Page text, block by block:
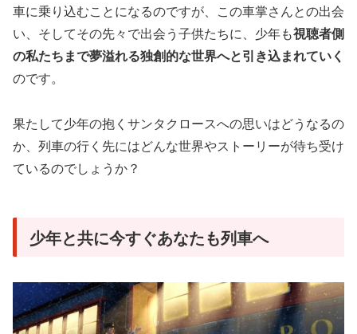
車に乗り込むことになるのですが、この車掌さんとの出会
い、そしてその先々で出会う子供たちに、少年も視聴者側
の私たちまで夢溢れる独創的な世界へと引き込まれていく
のです。
果たして少年の抱くサンタクロースへの思いはどうなるの
か、列車の行く先にはどんな世界やストーリーが待ち受け
ているのでしょうか？
少年と共に今すぐあなたも列車へ